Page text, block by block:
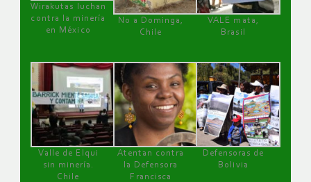
Wirakutas luchan
contra la minería
en México
No a Dominga,
Chile
VALE mata,
Brasil
Valle de Elqui
sin minería.
Chile
Atentan contra
la Defensora
Francisca
Defensoras de
Bolivia